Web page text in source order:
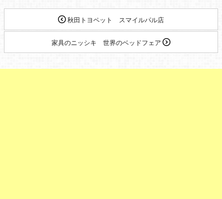
秋田トヨペット スマイルパル店
家具のニッシキ 世界のベッドフェア